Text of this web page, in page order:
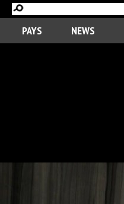
PAYS NEWS